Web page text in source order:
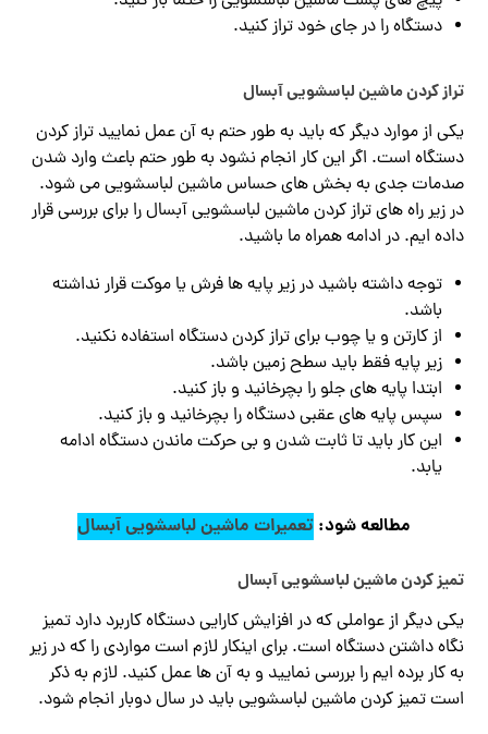
دستگاه را در جای خود تراز کنید.
تراز کردن ماشین لباسشویی آبسال
یکی از موارد دیگر که باید به طور حتم به آن عمل نمایید تراز کردن
دستگاه است. اگر این کار انجام نشود به طور حتم باعث وارد شدن
صدمات جدی به بخش های حساس ماشین لباسشویی می شود.
در زیر راه های تراز کردن ماشین لباسشویی آبسال را برای بررسی قرار
داده ایم. در ادامه همراه ما باشید.
توجه داشته باشید در زیر پایه ها فرش یا موکت قرار نداشته
باشد.
از کارتن و یا چوب برای تراز کردن دستگاه استفاده نکنید.
زیر پایه فقط باید سطح زمین باشد.
ابتدا پایه های جلو را بچرخانید و باز کنید.
سپس پایه های عقبی دستگاه را بچرخانید و باز کنید.
این کار باید تا ثابت شدن و بی حرکت ماندن دستگاه ادامه
یابد.
مطالعه شود: تعمیرات ماشین لباسشویی آبسال
تمیز کردن ماشین لباسشویی آبسال
یکی دیگر از عواملی که در افزایش کارایی دستگاه کاربرد دارد تمیز
نگاه داشتن دستگاه است. برای اینکار لازم است مواردی را که در زیر
به کار برده ایم را بررسی نمایید و به آن ها عمل کنید. لازم به ذکر
است تمیز کردن ماشین لباسشویی باید در سال دوبار انجام شود.